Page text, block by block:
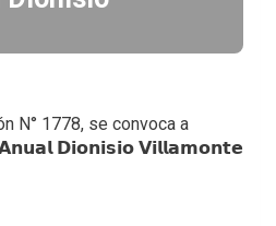
l
N° 1778, se convoca a
𝗗𝗶𝗼𝗻𝗶𝘀𝗶𝗼 𝗩𝗶𝗹𝗹𝗮𝗺𝗼𝗻𝘁𝗲